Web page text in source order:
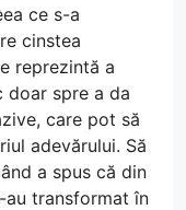
ce s-a
cinstea
reprezintă a
doar spre a da
care pot să
adevărului. Să
a spus că din
transformat în